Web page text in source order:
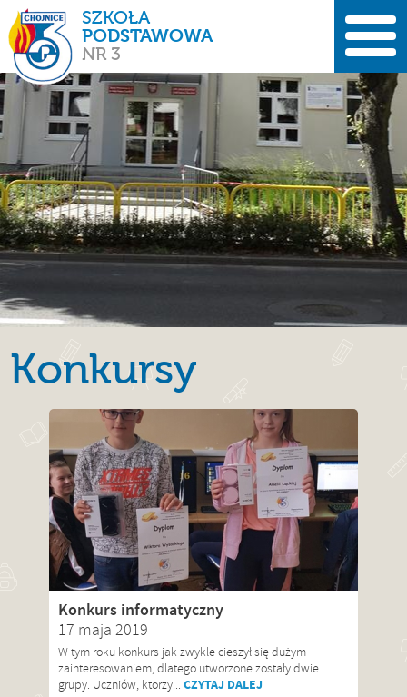
SZKOŁA
PODSTAWOWA
NR 3
Konkursy
Konkurs informatyczny
17 maja 2019
W tym roku konkurs jak zwykle cieszył się dużym
zainteresowaniem, dlatego utworzone zostały dwie
grupy. Uczniów, ktorzy... CZYTAJ DALEJ